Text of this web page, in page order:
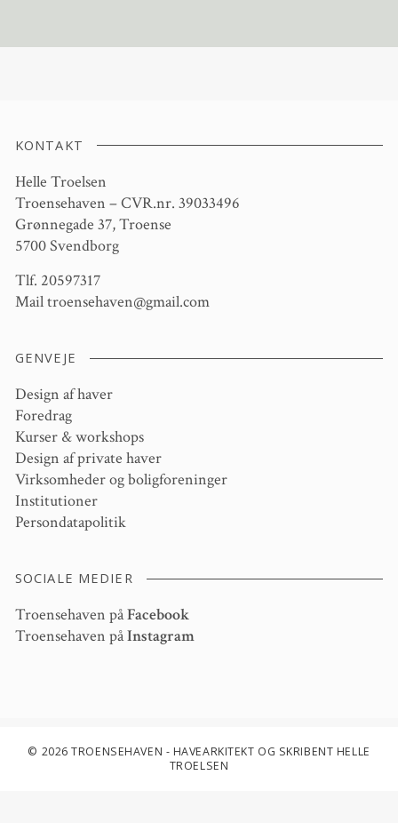
KONTAKT
Helle Troelsen
Troensehaven – CVR.nr. 39033496
Grønnegade 37, Troense
5700 Svendborg
Tlf. 20597317
Mailtroensehaven@gmail.com
GENVEJE
Design af haver
Foredrag
Kurser & workshops
Design af private haver
Virksomheder og boligforeninger
Institutioner
Persondatapolitik
SOCIALE MEDIER
Troensehaven påFacebook
Troensehaven påInstagram
© 2026 TROENSEHAVEN - HAVEARKITEKT OG SKRIBENT HELLE
TROELSEN